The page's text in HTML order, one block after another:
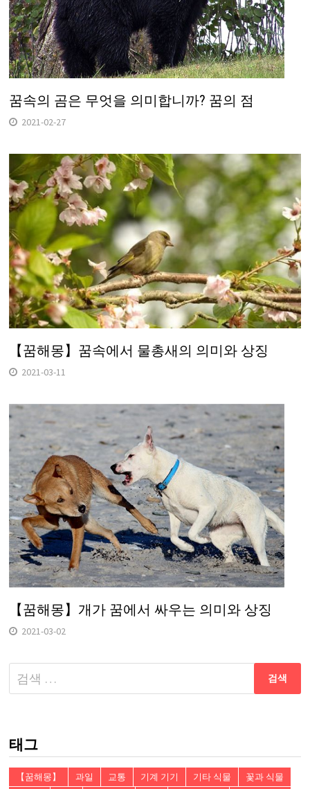
꿈속의 곰은 무엇을 의미합니까? 꿈의 점
2021-02-27
【꿈해몽】꿈속에서 물총새의 의미와 상징
2021-03-11
【꿈해몽】개가 꿈에서 싸우는 의미와 상징
2021-03-02
다
음
태그
【꿈해몽】 과일 교통 기계 기기 기타 식물
꽃과 식물